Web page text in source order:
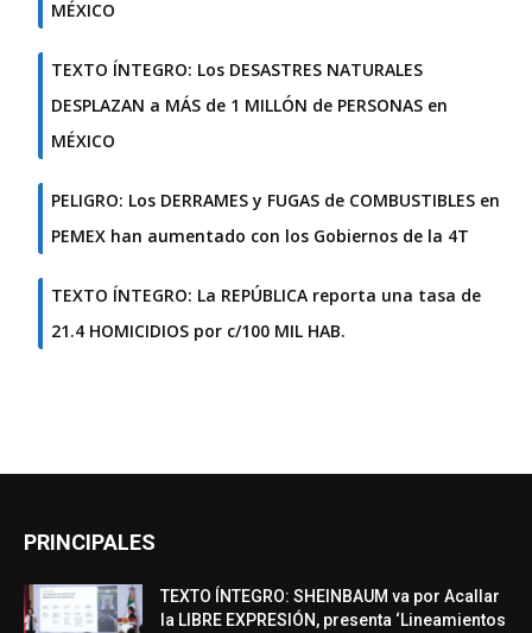
MÉXICO
TEXTO ÍNTEGRO: Los DESASTRES NATURALES
DESPLAZAN a MÁS de 1 MILLÓN de PERSONAS en
MÉXICO
PELIGRO: Los DERRAMES y FUGAS de COMBUSTIBLES en
PEMEX han aumentado con los Gobiernos de la 4T
TEXTO ÍNTEGRO: La REPÚBLICA reporta una tasa de
21.4 HOMICIDIOS por c/100 MIL HAB.
PRINCIPALES
TEXTO ÍNTEGRO: SHEINBAUM va por Acallar
la LIBRE EXPRESIÓN, presenta ‘Lineamientos